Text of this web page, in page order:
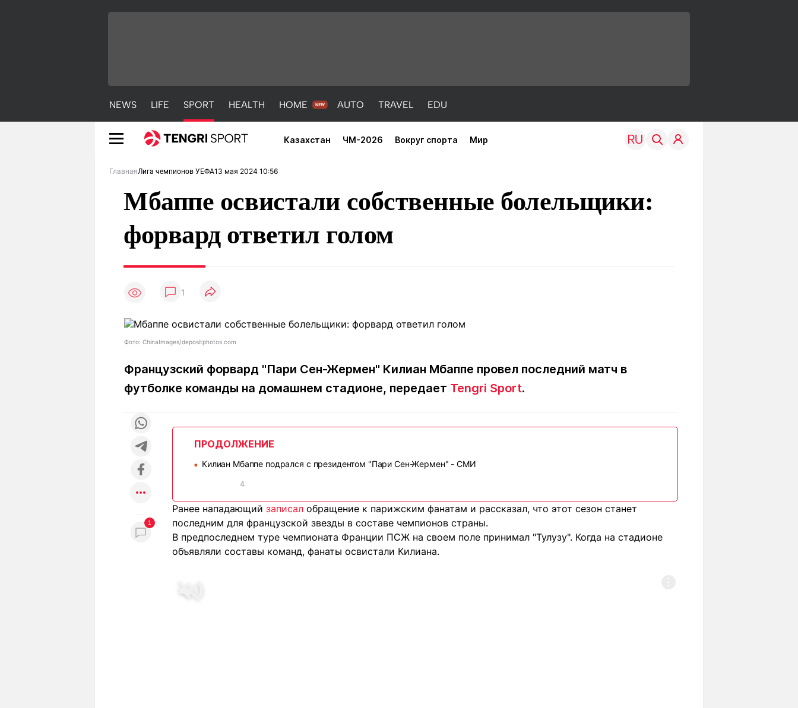
NEWS LIFE SPORT HEALTH HOME AUTO TRAVEL EDU
Казахстан ЧМ-2026 Вокруг спорта Мир
NEWS
Погода
Рейтинги
Полезно
Гороскопы
Рецепты
чемпионов
+7 (777) 001 44 99 +7 (700) 3 888 188
ГлавнаяЛига чемпионов УЕФА13 мая 2024 10:56
Мбаппе освистали собственные болельщики:
форвард ответил голом
1
Фото: ChinaImages/depositphotos.com
Французский форвард "Пари Сен-Жермен" Килиан Мбаппе провел последний матч в
футболке команды на домашнем стадионе, передает Tengri Sport.
1
ПРОДОЛЖЕНИЕ
■ Килиан Мбаппе подрался с президентом "Пари Сен-Жермен" - СМИ
4
Ранее нападающий записал обращение к парижским фанатам и рассказал, что этот сезон станет
последним для французской звезды в составе чемпионов страны.
В предпоследнем туре чемпионата Франции ПСЖ на своем поле принимал "Тулузу". Когда на стадионе
объявляли составы команд, фанаты освистали Килиана.